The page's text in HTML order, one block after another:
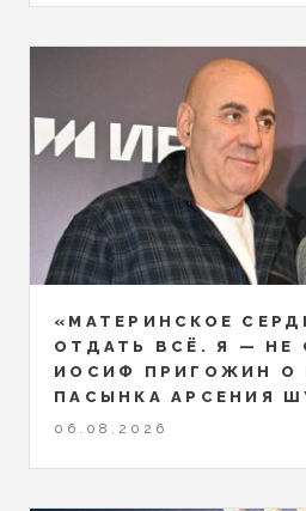
«МАТЕРИНСКОЕ
ОТДАТЬ ВСЁ. Я — НЕ
ИОСИФ ПРИГОЖИН О
ПАСЫНКА АРСЕНИЯ
06.08.2026